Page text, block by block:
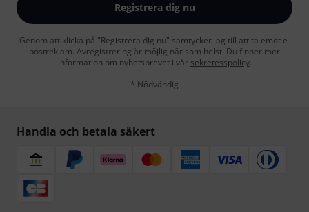
Registrera dig nu
Genom att klicka på "Registrera dig nu" samtycker jag till att ta emot e-
postreklam. Avregistrering är möjlig när som helst. Du finner mer
information om nyhetsbrevet i vår sekretesspolicy.
* Nödvändig
Handla och betala säkert